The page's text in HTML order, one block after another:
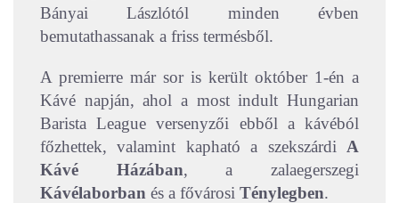
Bányai Lászlótól minden évben
bemutathassanak a friss termésből.
A premierre már sor is került október 1-én a
Kávé napján, ahol a most indult Hungarian
Barista League versenyzői ebből a kávéból
főzhettek, valamint kapható a szekszárdi A
Kávé Házában, a zalaegerszegi
Kávélaborban és a fővárosi Ténylegben.